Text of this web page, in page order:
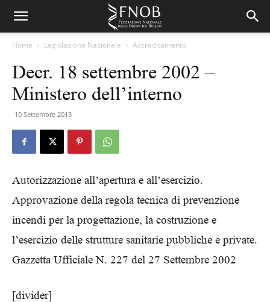
Home Legislazione Nazionale Accreditamento
Decr. 18 settembre 2002 –
Ministero dell’interno
10 Settembre 2013
Autorizzazione all’apertura e all’esercizio.
Approvazione della regola tecnica di prevenzione
incendi per la progettazione, la costruzione e
l’esercizio delle strutture sanitarie pubbliche e private.
Gazzetta Ufficiale N. 227 del 27 Settembre 2002
[divider]